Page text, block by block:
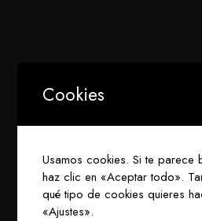
Cookies
Usamos cookies. Si te parece
haz clic en «Aceptar todo».
qué tipo de cookies quieres
«Ajustes».